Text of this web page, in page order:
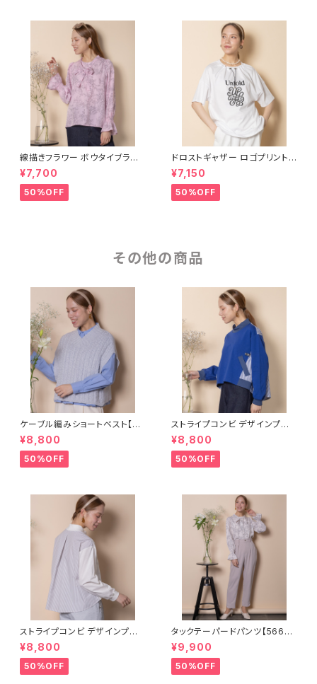
線描きフラワー ボウタイブラウ
ス【5664004】
¥7,700
50%OFF
ドロストギャザー ロゴプリントカ
ットソー【8260103】
¥7,150
50%OFF
その他の商品
ケーブル編みショートベスト【82
68001】
¥8,800
50%OFF
ストライプコンビ デザインプル
オーバー【8260001】
¥8,800
50%OFF
ストライプコンビ デザインプル
オーバー【8260001】
¥8,800
50%OFF
タックテーパードパンツ【56670
03】SET可
¥9,900
50%OFF